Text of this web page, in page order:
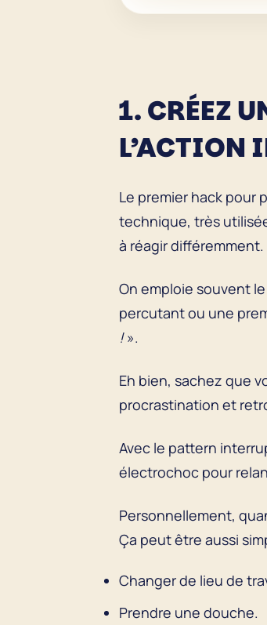
1. CRÉEZ
L’ACTION
Le premier hack pour
technique, très
à réagir différemment.
On emploie souvent
percutant ou une
!».
Eh bien, sachez que
procrastination et
Avec le pattern
électrochoc pour
Personnellement,
Ça peut être aussi
Changer de lieu de
Prendre une douche.